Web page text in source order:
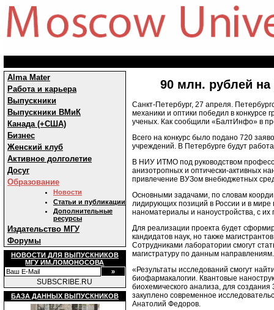
Alma Mater
Работа и карьера
Выпускники
Выпускники ВМиК
Канада (+США)
Бизнес
Женский клуб
Активное долголетие
Досуг
Образование
Новости
Статьи и публикации
Дополнительные
ресурсы
Издательство МГУ
Форумы
НОВОСТИ ДЛЯ ВЫПУСКНИКОВ
МГУ ИМ.ЛОМОНОСОВА
SUBSCRIBE.RU
БАЗА ДАННЫХ ВЫПУСКНИКОВ
90 млн. рублей
Санкт-Петербург, 27 апреля.
механики и оптики победил в конкурсе
ученых. Как сообщили «БалтИнфо» в
Всего на конкурс было подано 720
учреждений. В Петербурге будут
В НИУ ИТМО под руководством
анизотропных и оптически-активных
привлечение ВУЗом внебюджетных
Основными задачами, по словам
лидирующих позиций в России и в мире
наноматериалы и наноустройства, с
Для реализации проекта будет
кандидатов наук, но также
Сотрудниками лаборатории смогут
магистратуру по данным направлениям.
«Результаты исследований смогут
биофармакалогии. Квантовые
биохемического анализа, для
закуплено современное
Анатолий Федоров.